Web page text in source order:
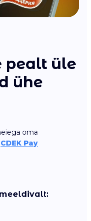
pealt üle
ühe
oma
CDEK Pay